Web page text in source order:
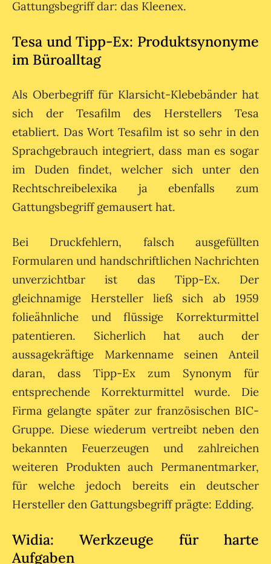
Gattungsbegriff dar: das Kleenex.
Tesa und Tipp-Ex: Produktsynonyme
im Büroalltag
Als Oberbegriff für Klarsicht-Klebebänder hat
sich der Tesafilm des Herstellers Tesa
etabliert. Das Wort Tesafilm ist so sehr in den
Sprachgebrauch integriert, dass man es sogar
im Duden findet, welcher sich unter den
Rechtschreibelexika ja ebenfalls zum
Gattungsbegriff gemausert hat.
Bei Druckfehlern, falsch ausgefüllten
Formularen und handschriftlichen Nachrichten
unverzichtbar ist das Tipp-Ex. Der
gleichnamige Hersteller ließ sich ab 1959
folieähnliche und flüssige Korrekturmittel
patentieren. Sicherlich hat auch der
aussagekräftige Markenname seinen Anteil
daran, dass Tipp-Ex zum Synonym für
entsprechende Korrekturmittel wurde. Die
Firma gelangte später zur französischen BIC-
Gruppe. Diese wiederum vertreibt neben den
bekannten Feuerzeugen und zahlreichen
weiteren Produkten auch Permanentmarker,
für welche jedoch bereits ein deutscher
Hersteller den Gattungsbegriff prägte: Edding.
Widia: Werkzeuge für harte
Aufgaben